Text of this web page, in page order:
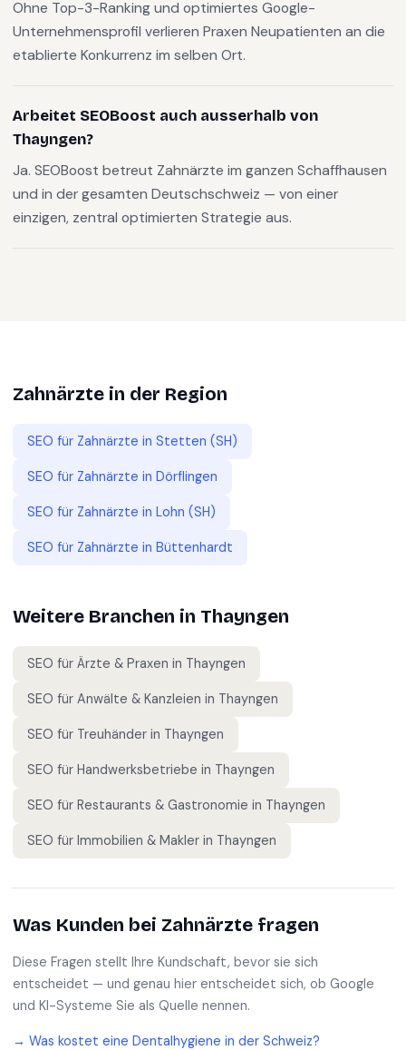
Ohne Top-3-Ranking und optimiertes Google-
Unternehmensprofil verlieren Praxen Neupatienten an die
etablierte Konkurrenz im selben Ort.
Arbeitet SEOBoost auch ausserhalb von
Thayngen?
Ja. SEOBoost betreut Zahnärzte im ganzen Schaffhausen
und in der gesamten Deutschschweiz — von einer
einzigen, zentral optimierten Strategie aus.
Zahnärzte in der Region
SEO für Zahnärzte in Stetten (SH)
SEO für Zahnärzte in Dörflingen
SEO für Zahnärzte in Lohn (SH)
SEO für Zahnärzte in Büttenhardt
Weitere Branchen in Thayngen
SEO für Ärzte & Praxen in Thayngen
SEO für Anwälte & Kanzleien in Thayngen
SEO für Treuhänder in Thayngen
SEO für Handwerksbetriebe in Thayngen
SEO für Restaurants & Gastronomie in Thayngen
SEO für Immobilien & Makler in Thayngen
Was Kunden bei Zahnärzte fragen
Diese Fragen stellt Ihre Kundschaft, bevor sie sich
entscheidet — und genau hier entscheidet sich, ob Google
und KI-Systeme Sie als Quelle nennen.
→ Was kostet eine Dentalhygiene in der Schweiz?